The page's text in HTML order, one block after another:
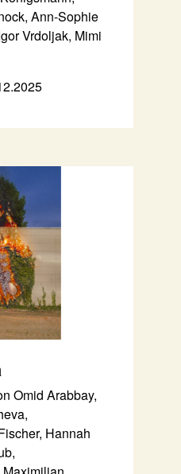
Ann-Sophie
Vrdoljak, Mimi
Omid Arabbay,
Hannah